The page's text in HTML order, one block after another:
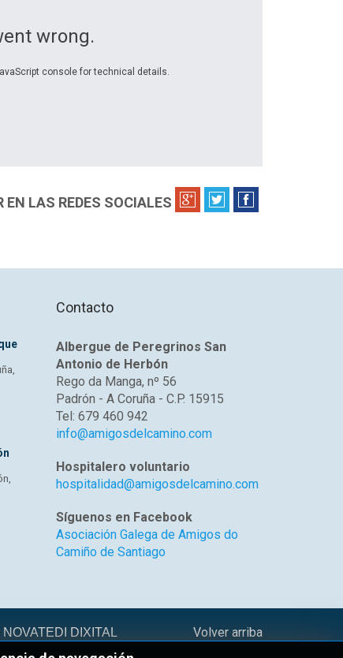
wrong.
console for technical details.
EN LAS REDES SOCIALES
Contacto
Albergue de Peregrinos San
Antonio de Herbón
Rego da Manga, nº 56
Padrón - A Coruña - C.P. 15915
Tel: 679 460 942
info@amigosdelcamino.com
Hospitalero voluntario
hospitalidad@amigosdelcamino.com
Síguenos en Facebook
Asociación Galega de Amigos do
Camiño de Santiago
Volver arriba
NOVATEDI DIXITAL